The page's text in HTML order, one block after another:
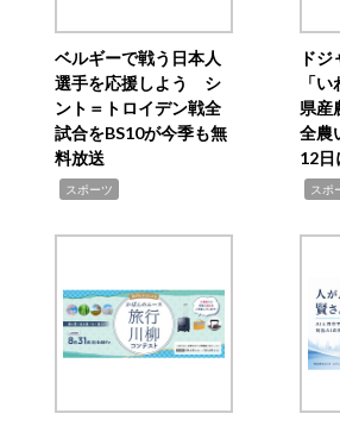
ベルギーで戦う日本人
選手を応援しよう シ
ント＝トロイデン戦全
試合をBS10が今季も無
料放送
スポーツ
ド
「
県産
全農
12日
スポ